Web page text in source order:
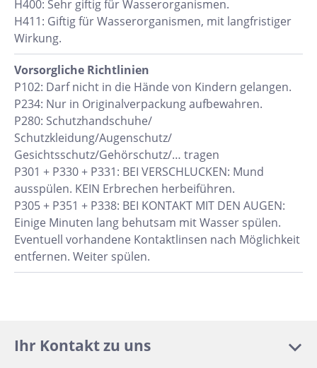
H400: Sehr giftig für Wasserorganismen.
H411: Giftig für Wasserorganismen, mit langfristiger
Wirkung.
Vorsorgliche Richtlinien
P102: Darf nicht in die Hände von Kindern gelangen.
P234: Nur in Originalverpackung aufbewahren.
P280: Schutzhandschuhe/
Schutzkleidung/Augenschutz/
Gesichtsschutz/Gehörschutz/… tragen
P301 + P330 + P331: BEI VERSCHLUCKEN: Mund
ausspülen. KEIN Erbrechen herbeiführen.
P305 + P351 + P338: BEI KONTAKT MIT DEN AUGEN:
Einige Minuten lang behutsam mit Wasser spülen.
Eventuell vorhandene Kontaktlinsen nach Möglichkeit
entfernen. Weiter spülen.
Ihr Kontakt zu uns